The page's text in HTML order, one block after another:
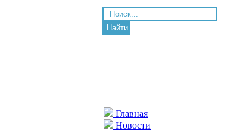
Найти
Главная
Новости